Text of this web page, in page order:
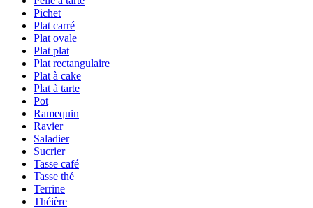
Pichet
Plat carré
Plat ovale
Plat plat
Plat rectangulaire
Plat à cake
Plat à tarte
Pot
Ramequin
Ravier
Saladier
Sucrier
Tasse café
Tasse thé
Terrine
Théière